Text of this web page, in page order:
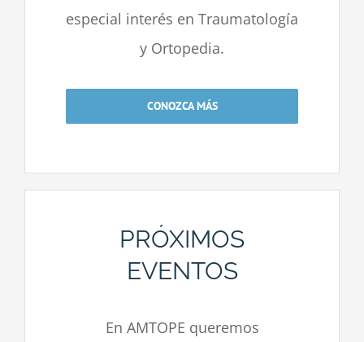
especial interés en Traumatología
y Ortopedia.
CONOZCA MÁS
PRÓXIMOS
EVENTOS
En AMTOPE queremos